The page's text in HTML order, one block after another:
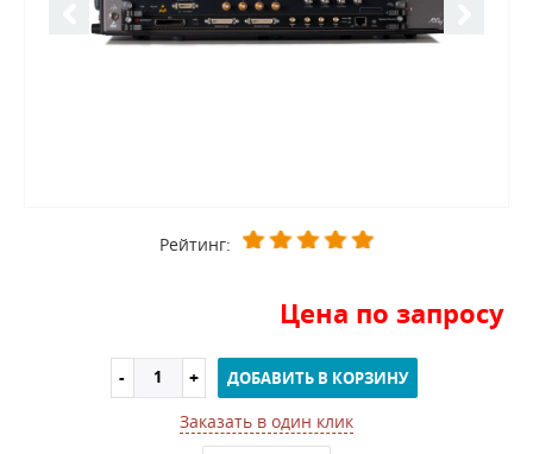
Рейтинг:
Цена по запросу
ДОБАВИТЬ В КОРЗИНУ
Заказать в один клик